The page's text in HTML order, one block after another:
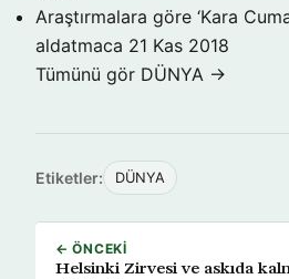
Araştırmalara göre ‘Kara
aldatmaca 21 Kas 2018
Tümünü gör DÜNYA →
Etiketler: DÜNYA
← ÖNCEKI
Helsinki Zirvesi ve askıda